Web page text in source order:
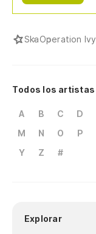
SkaOperation Ivy
Todos los artistas
A B C D
M
N O P
Y
Z #
Explorar